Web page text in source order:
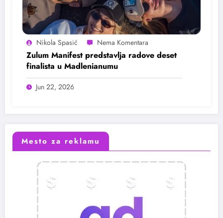
Nikola Spasić
Zulum Manifest predstavlja radove deset
finalista u Madlenianumu
Jun 22, 2026
Mesto za reklamu